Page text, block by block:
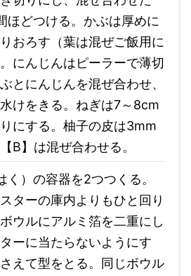
ほどつける。かぶは厚めに
おろす（葉は混ぜご飯用に
にんじんはピーラーで薄切
とにんじんを混ぜ合わせ、
けをきる。ねぎは7～8cm
にする。柚子の皮は3mm
B】は混ぜ合わせる。
く）の容器を2つつくる。
ターの庫内よりもひと回り
ウルにアルミ箔を二重にし
ーに当たらないようにす
えて型をとる。同じボウル